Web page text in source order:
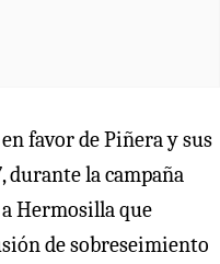
favor de Piñera y sus
durante la campaña
Hermosilla que
de sobreseimiento